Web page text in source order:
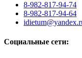
8-982-817-94-74
8-982-817-94-64
Социальные сети: